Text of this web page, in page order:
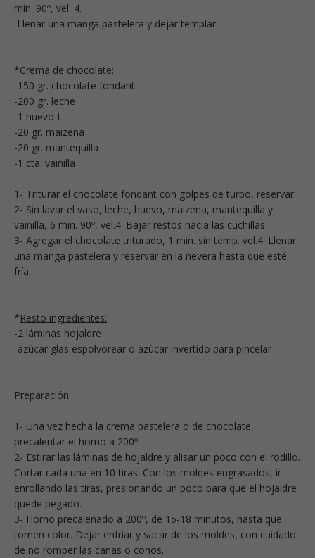
min. 90º, vel. 4.
Llenar una manga pastelera y dejar templar.
*Crema de chocolate:
-150 gr. chocolate fondant
-200 gr. leche
-1 huevo L
-20 gr. maizena
-20 gr. mantequilla
-1 cta. vainilla
1- Triturar el chocolate fondant con golpes de turbo, reservar.
2- Sin lavar el vaso, leche, huevo, maizena, mantequilla y
vainilla, 6 min. 90º, vel.4. Bajar restos hacia las cuchillas.
3- Agregar el chocolate triturado, 1 min. sin temp. vel.4. Llenar
una manga pastelera y reservar en la nevera hasta que esté
fría.
*Resto ingredientes:
-2 láminas hojaldre
-azúcar glas espolvorear o azúcar invertido para pincelar
Preparación:
1- Una vez hecha la crema pastelera o de chocolate,
precalentar el horno a 200º.
2- Estirar las láminas de hojaldre y alisar un poco con el rodillo.
Cortar cada una en 10 tiras. Con los moldes engrasados, ir
enrollando las tiras, presionando un poco para que el hojaldre
quede pegado.
3- Horno precalenado a 200º, de 15-18 minutos, hasta que
tomen color. Dejar enfriar y sacar de los moldes, con cuidado
de no romper las cañas o conos.